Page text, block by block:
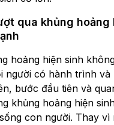
qua khủng hoảng
hoảng hiện sinh
người có hành trình và
bước đầu tiên và
khủng hoảng hiện
con người. Thay vì